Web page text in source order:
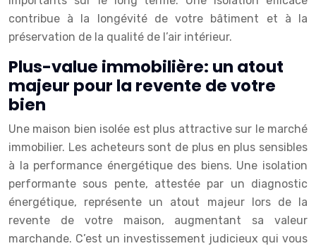
contribue à la longévité de votre bâtiment et à la
préservation de la qualité de l’air intérieur.
Plus-value immobilière: un atout
majeur pour la revente de votre
bien
Une maison bien isolée est plus attractive sur le marché
immobilier. Les acheteurs sont de plus en plus sensibles
à la performance énergétique des biens. Une isolation
performante sous pente, attestée par un diagnostic
énergétique, représente un atout majeur lors de la
revente de votre maison, augmentant sa valeur
marchande. C’est un investissement judicieux qui vous